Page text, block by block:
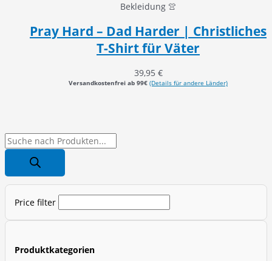
P
o
d
c
Price filter
Produktkategorien
Bekleidung 👚
Pray Hard – Dad Harder | Christliches
T-Shirt für Väter
39,95 €
Versandkostenfrei ab 99€ (Details für andere Länder)